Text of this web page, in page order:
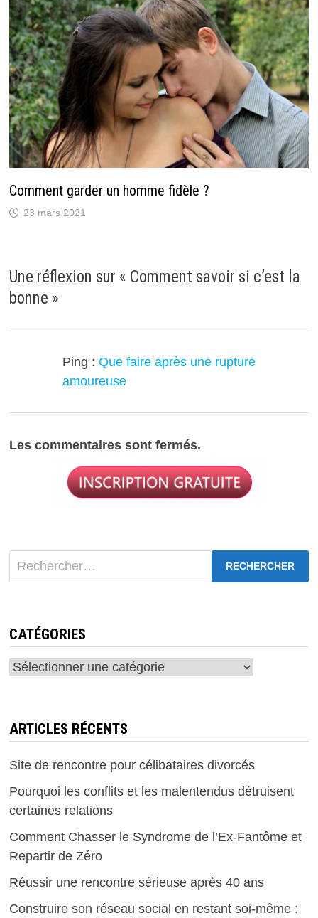
Comment garder un homme fidèle ?
23 mars 2021
Une réflexion sur « Comment savoir si c’est la
bonne »
Ping : Que faire après une rupture
amoureuse
Les commentaires sont fermés.
Rechercher :
CATÉGORIES
Catégories
ARTICLES RÉCENTS
Site de rencontre pour célibataires divorcés
Pourquoi les conflits et les malentendus détruisent
certaines relations
Comment Chasser le Syndrome de l’Ex-Fantôme et
Repartir de Zéro
Réussir une rencontre sérieuse après 40 ans
Construire son réseau social en restant soi-même :